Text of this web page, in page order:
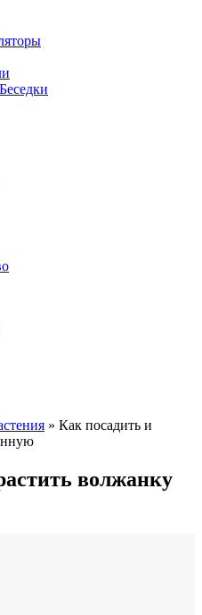
» Как посадить и
волжанку